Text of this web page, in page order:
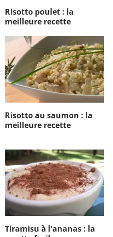
Risotto poulet : la
meilleure recette
Risotto au saumon : la
meilleure recette
Tiramisu à l'ananas : la